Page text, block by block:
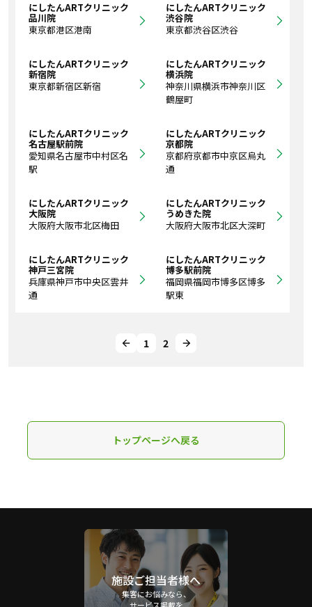
にしたんARTクリニック
品川院
東京都港区港南
にしたんARTクリニック
渋谷院
東京都渋谷区渋谷
にしたんARTクリニック
新宿院
東京都新宿区新宿
にしたんARTクリニック
横浜院
神奈川県横浜市神奈川区
鶴屋町
にしたんARTクリニック
名古屋駅前院
愛知県名古屋市中村区名
駅
にしたんARTクリニック
京都院
京都府京都市中京区烏丸
通
にしたんARTクリニック
大阪院
大阪府大阪市北区梅田
にしたんARTクリニック
うめきた院
大阪府大阪市北区大深町
にしたんARTクリニック
神戸三宮院
兵庫県神戸市中央区雲井
通
にしたんARTクリニック
博多駅前院
福岡県福岡市博多区博多
駅東
1 2
トップページへ戻る
施設ご担当者様へ
集客にお悩みなら、